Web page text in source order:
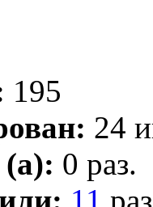
195
24
0 раз.